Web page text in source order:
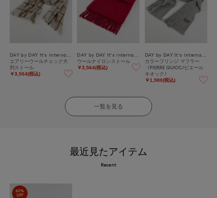
エアリーウールチェック大
判ストール
￥3,564(税込)
ウールナイロンストール
￥3,564(税込)
カラーフリンジ マフラー
《PIERRE QUIOC/ピエール
キオック》
￥1,980(税込)
一覧を見る
最近見たアイテム
Recent
60%
OFF